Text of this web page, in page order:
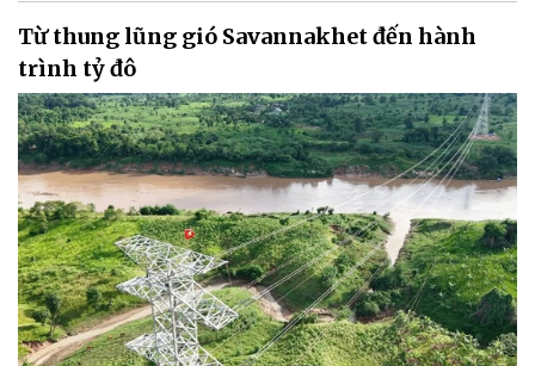
Từ thung lũng gió Savannakhet đến hành
trình tỷ đô